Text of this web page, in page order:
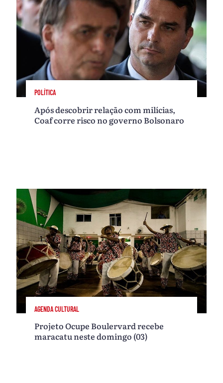
POLÍTICA
Após descobrir relação com milícias,
Coaf corre risco no governo Bolsonaro
AGENDA CULTURAL
Projeto Ocupe Boulervard recebe
maracatu neste domingo (03)